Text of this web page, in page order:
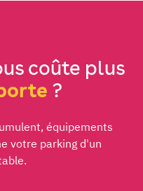
coûte plus
?
équipements
votre parking d'un